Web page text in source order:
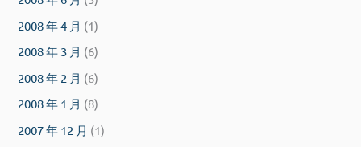
2008 年 4 月 (1)
2008 年 3 月 (6)
2008 年 2 月 (6)
2008 年 1 月 (8)
2007 年 12 月 (1)